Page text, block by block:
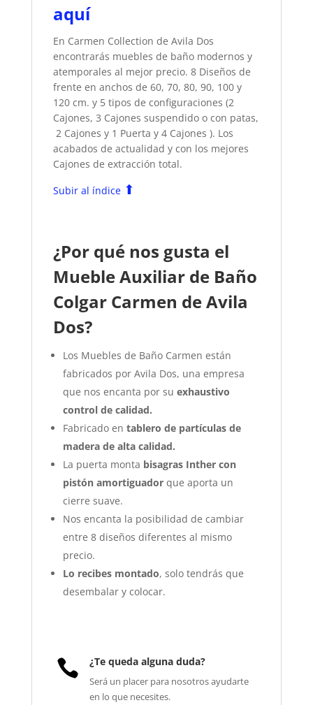
aquí
En Carmen Collection de Avila Dos
encontrarás muebles de baño modernos y
atemporales al mejor precio. 8 Diseños de
frente en anchos de 60, 70, 80, 90, 100 y
120 cm. y 5 tipos de configuraciones (2
Cajones, 3 Cajones suspendido o con patas,
2 Cajones y 1 Puerta y 4 Cajones ). Los
acabados de actualidad y con los mejores
Cajones de extracción total.
Subir al índice ⬆
¿Por qué nos gusta el
Mueble Auxiliar de Baño
Colgar Carmen de Avila
Dos?
Los Muebles de Baño Carmen están
fabricados por Avila Dos, una empresa
que nos encanta por su exhaustivo
control de calidad.
Fabricado en tablero de partículas de
madera de alta calidad.
La puerta monta bisagras Inther con
pistón amortiguador que aporta un
cierre suave.
Nos encanta la posibilidad de cambiar
entre 8 diseños diferentes al mismo
precio.
Lo recibes montado, solo tendrás que
desembalar y colocar.
 ¿Te queda alguna duda?
Será un placer para nosotros ayudarte
en lo que necesites.